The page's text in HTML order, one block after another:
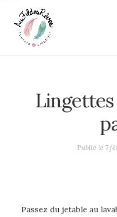
Publié le 7
Passez du jetable au